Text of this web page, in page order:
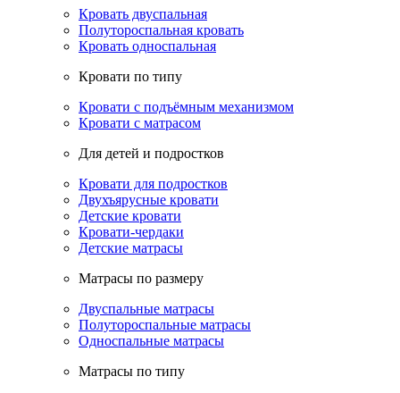
Кровать двуспальная
Полутороспальная кровать
Кровать односпальная
Кровати по типу
Кровати с подъёмным механизмом
Кровати с матрасом
Для детей и подростков
Кровати для подростков
Двухъярусные кровати
Детские кровати
Кровати-чердаки
Детские матрасы
Матрасы по размеру
Двуспальные матрасы
Полутороспальные матрасы
Односпальные матрасы
Матрасы по типу